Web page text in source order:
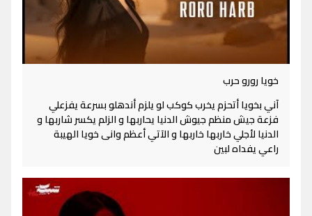
خويا رورو حرب
آني بخويا أتحزم يخرب كوكب لو يلزم أندهلو بسرعة يفزعلي
فزعة جيش منظم جيوش الدنيا يحاربها و الزلم يكسر شاربها و
الدنيا لأجلي خاربها خاربها و الآتي أعظم وانى خويا الهيبة
راعي يفداه لبين